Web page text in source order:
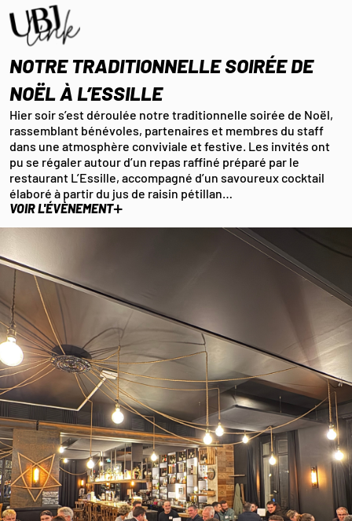
NOTRE TRADITIONNELLE SOIRÉE DE
NOËL À L’ESSILLE
Hier soir s’est déroulée notre traditionnelle soirée de Noël,
rassemblant bénévoles, partenaires et membres du staff
dans une atmosphère conviviale et festive. Les invités ont
pu se régaler autour d’un repas raffiné préparé par le
restaurant L’Essille, accompagné d’un savoureux cocktail
élaboré à partir du jus de raisin pétillan…
VOIR L'ÉVÈNEMENT+